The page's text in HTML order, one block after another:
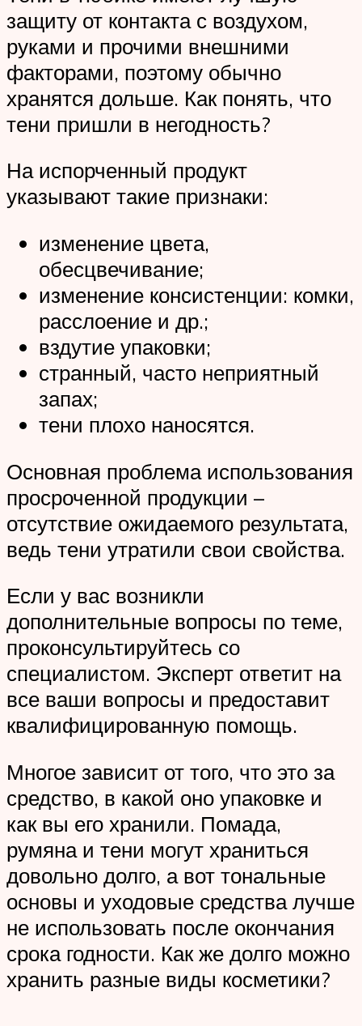
защиту от контакта с воздухом,
руками и прочими внешними
факторами, поэтому обычно
хранятся дольше. Как понять, что
тени пришли в негодность?
На испорченный продукт
указывают такие признаки:
изменение цвета,
обесцвечивание;
изменение консистенции: комки,
расслоение и др.;
вздутие упаковки;
странный, часто неприятный
запах;
тени плохо наносятся.
Основная проблема использования
просроченной продукции –
отсутствие ожидаемого результата,
ведь тени утратили свои свойства.
Если у вас возникли
дополнительные вопросы по теме,
проконсультируйтесь со
специалистом. Эксперт ответит на
все ваши вопросы и предоставит
квалифицированную помощь.
Многое зависит от того, что это за
средство, в какой оно упаковке и
как вы его хранили. Помада,
румяна и тени могут храниться
довольно долго, а вот тональные
основы и уходовые средства лучше
не использовать после окончания
срока годности. Как же долго можно
хранить разные виды косметики?